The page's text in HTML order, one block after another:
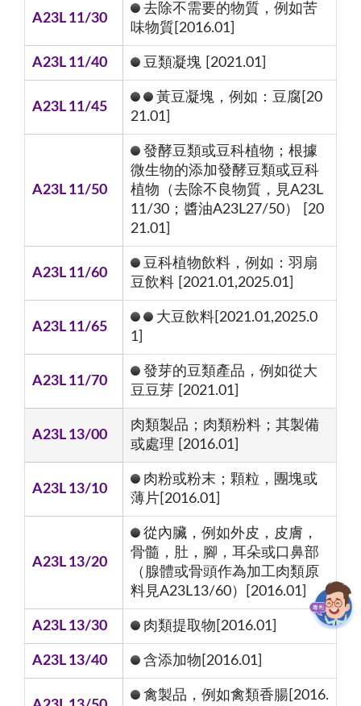
A23L 11/30
去除不需要的物質，例如苦
味物質[2016.01]
A23L 11/40 豆類凝塊 [2021.01]
A23L 11/45
黃豆凝塊，例如：豆腐[20
21.01]
A23L 11/50
發酵豆類或豆科植物；根據
微生物的添加發酵豆類或豆科
植物（去除不良物質，見A23L
11/30；醬油A23L27/50） [20
21.01]
A23L 11/60
豆科植物飲料，例如：羽扇
豆飲料 [2021.01,2025.01]
A23L 11/65
大豆飲料[2021.01,2025.0
1]
A23L 11/70
發芽的豆類產品，例如從大
豆豆芽 [2021.01]
A23L 13/00
肉類製品；肉類粉料；其製備
或處理 [2016.01]
A23L 13/10
肉粉或粉末；顆粒，團塊或
薄片[2016.01]
A23L 13/20
從內臟，例如外皮，皮膚，
骨髓，肚，腳，耳朵或口鼻部
（腺體或骨頭作為加工肉類原
料見A23L13/60）[2016.01]
A23L 13/30 肉類提取物[2016.01]
A23L 13/40 含添加物[2016.01]
禽製品，例如禽類香腸[2016.